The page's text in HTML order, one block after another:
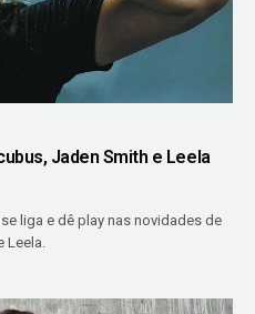
Jaden Smith e Leela
liga e dê play nas novidades de
Leela.